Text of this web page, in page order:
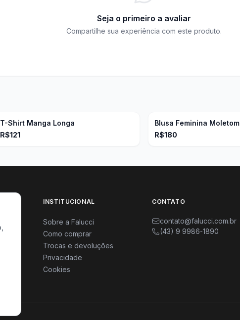
Seja o primeiro a avaliar
Compartilhe sua experiência com este produto.
T-Shirt Manga Longa
R$121
Blusa Feminina Moletom
R$180
INSTITUCIONAL
Sobre a Falucci
Como comprar
Trocas e devoluções
Privacidade
Cookies
CONTATO
contato@falucci.com.br
(43) 9 9986-1890